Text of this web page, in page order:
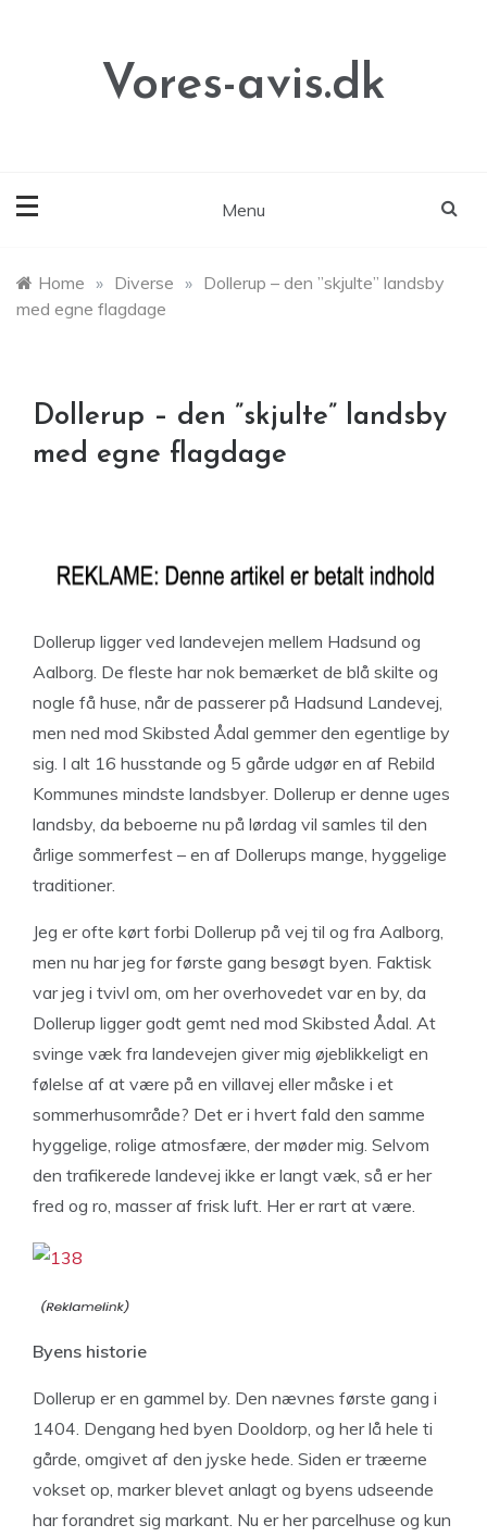
Vores-avis.dk
Menu
Home » Diverse » Dollerup – den ”skjulte” landsby
med egne flagdage
Dollerup – den ”skjulte” landsby
med egne flagdage
Dollerup ligger ved landevejen mellem Hadsund og
Aalborg. De fleste har nok bemærket de blå skilte og
nogle få huse, når de passerer på Hadsund Landevej,
men ned mod Skibsted Ådal gemmer den egentlige by
sig. I alt 16 husstande og 5 gårde udgør en af Rebild
Kommunes mindste landsbyer. Dollerup er denne uges
landsby, da beboerne nu på lørdag vil samles til den
årlige sommerfest – en af Dollerups mange, hyggelige
traditioner.
Jeg er ofte kørt forbi Dollerup på vej til og fra Aalborg,
men nu har jeg for første gang besøgt byen. Faktisk
var jeg i tvivl om, om her overhovedet var en by, da
Dollerup ligger godt gemt ned mod Skibsted Ådal. At
svinge væk fra landevejen giver mig øjeblikkeligt en
følelse af at være på en villavej eller måske i et
sommerhusområde? Det er i hvert fald den samme
hyggelige, rolige atmosfære, der møder mig. Selvom
den trafikerede landevej ikke er langt væk, så er her
fred og ro, masser af frisk luft. Her er rart at være.
Byens historie
Dollerup er en gammel by. Den nævnes første gang i
1404. Dengang hed byen Dooldorp, og her lå hele ti
gårde, omgivet af den jyske hede. Siden er træerne
vokset op, marker blevet anlagt og byens udseende
har forandret sig markant. Nu er her parcelhuse og kun